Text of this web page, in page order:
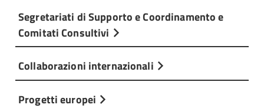
Segretariati di Supporto e Coordinamento e
Comitati Consultivi
Collaborazioni internazionali
Progetti europei